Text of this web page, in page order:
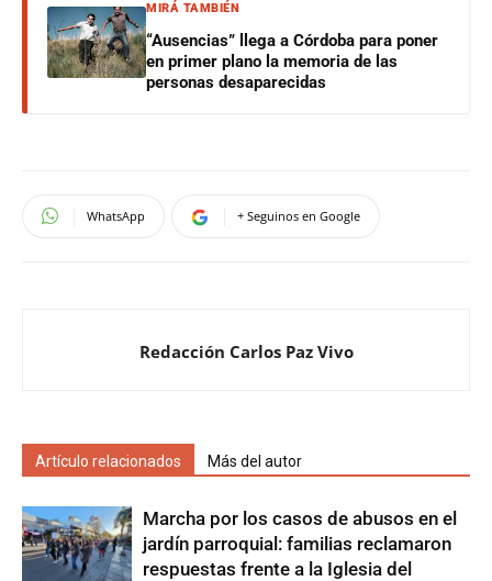
MIRÁ TAMBIÉN
“Ausencias” llega a Córdoba para poner
en primer plano la memoria de las
personas desaparecidas
WhatsApp + Seguinos en Google
Redacción Carlos Paz Vivo
Artículo relacionados Más del autor
Marcha por los casos de abusos en el
jardín parroquial: familias reclamaron
respuestas frente a la Iglesia del